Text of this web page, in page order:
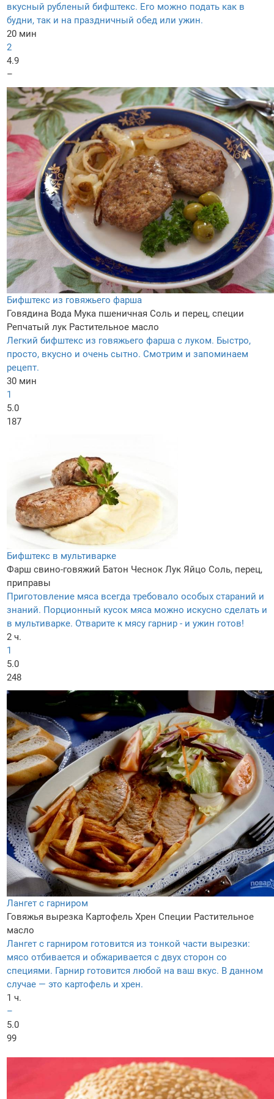
вкусный рубленый бифштекс. Его можно подать как в
будни, так и на праздничный обед или ужин.
20 мин
2
4.9
–
Бифштекс из говяжьего фарша
Говядина Вода Мука пшеничная Соль и перец, специи
Репчатый лук Растительное масло
Легкий бифштекс из говяжьего фарша с луком. Быстро,
просто, вкусно и очень сытно. Смотрим и запоминаем
рецепт.
30 мин
1
5.0
187
Бифштекс в мультиварке
Фарш свино-говяжий Батон Чеснок Лук Яйцо Соль, перец,
приправы
Приготовление мяса всегда требовало особых стараний и
знаний. Порционный кусок мяса можно искусно сделать и
в мультиварке. Отварите к мясу гарнир - и ужин готов!
2 ч.
1
5.0
248
Лангет с гарниром
Говяжья вырезка Картофель Хрен Специи Растительное
масло
Лангет с гарниром готовится из тонкой части вырезки:
мясо отбивается и обжаривается с двух сторон со
специями. Гарнир готовится любой на ваш вкус. В данном
случае — это картофель и хрен.
1 ч.
–
5.0
99